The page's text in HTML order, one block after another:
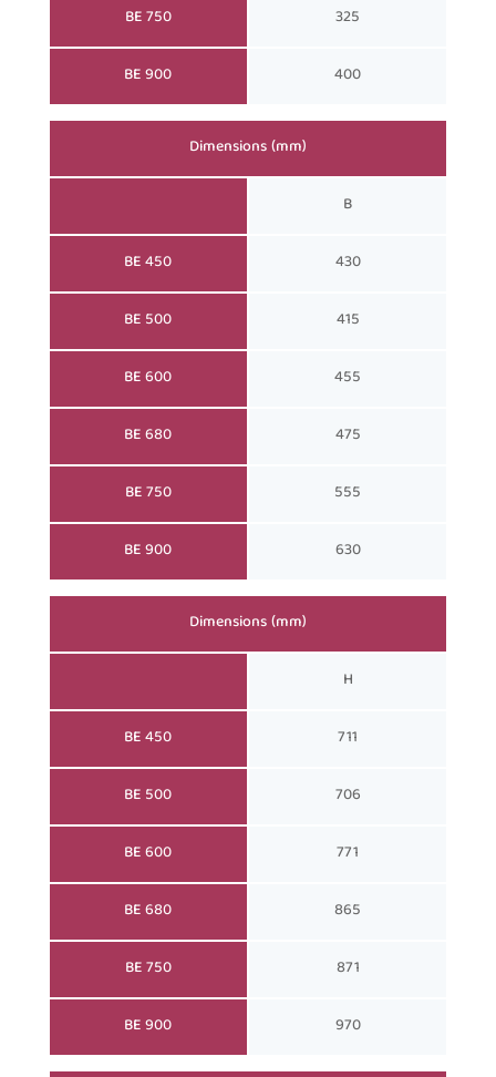
BE 750
BE 900
325
400
BE 450
BE 500
BE 600
BE 680
BE 750
BE 900
Dimensions (mm)
B
430
415
455
475
555
630
BE 450
BE 500
BE 600
BE 680
BE 750
BE 900
Dimensions (mm)
H
711
706
771
865
871
970